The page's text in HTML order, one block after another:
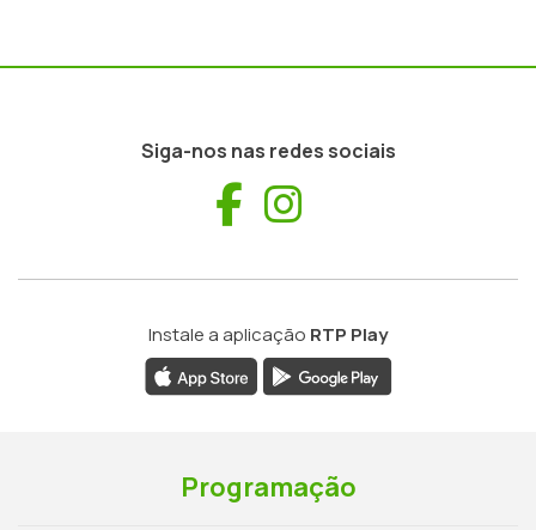
Siga-nos nas redes sociais
Facebook
Instale a aplicação RTP Play
Programação